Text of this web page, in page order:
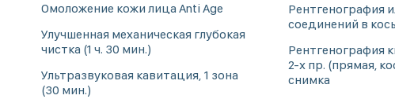
Омоложение кожи лица Anti Age
Улучшенная механическая глубокая
чистка (1 ч. 30 мин.)
Ультразвуковая кавитация, 1 зона
(30 мин.)
Рентгенография
соединений в
Рентгенография
2-х пр. (прямая,
снимка